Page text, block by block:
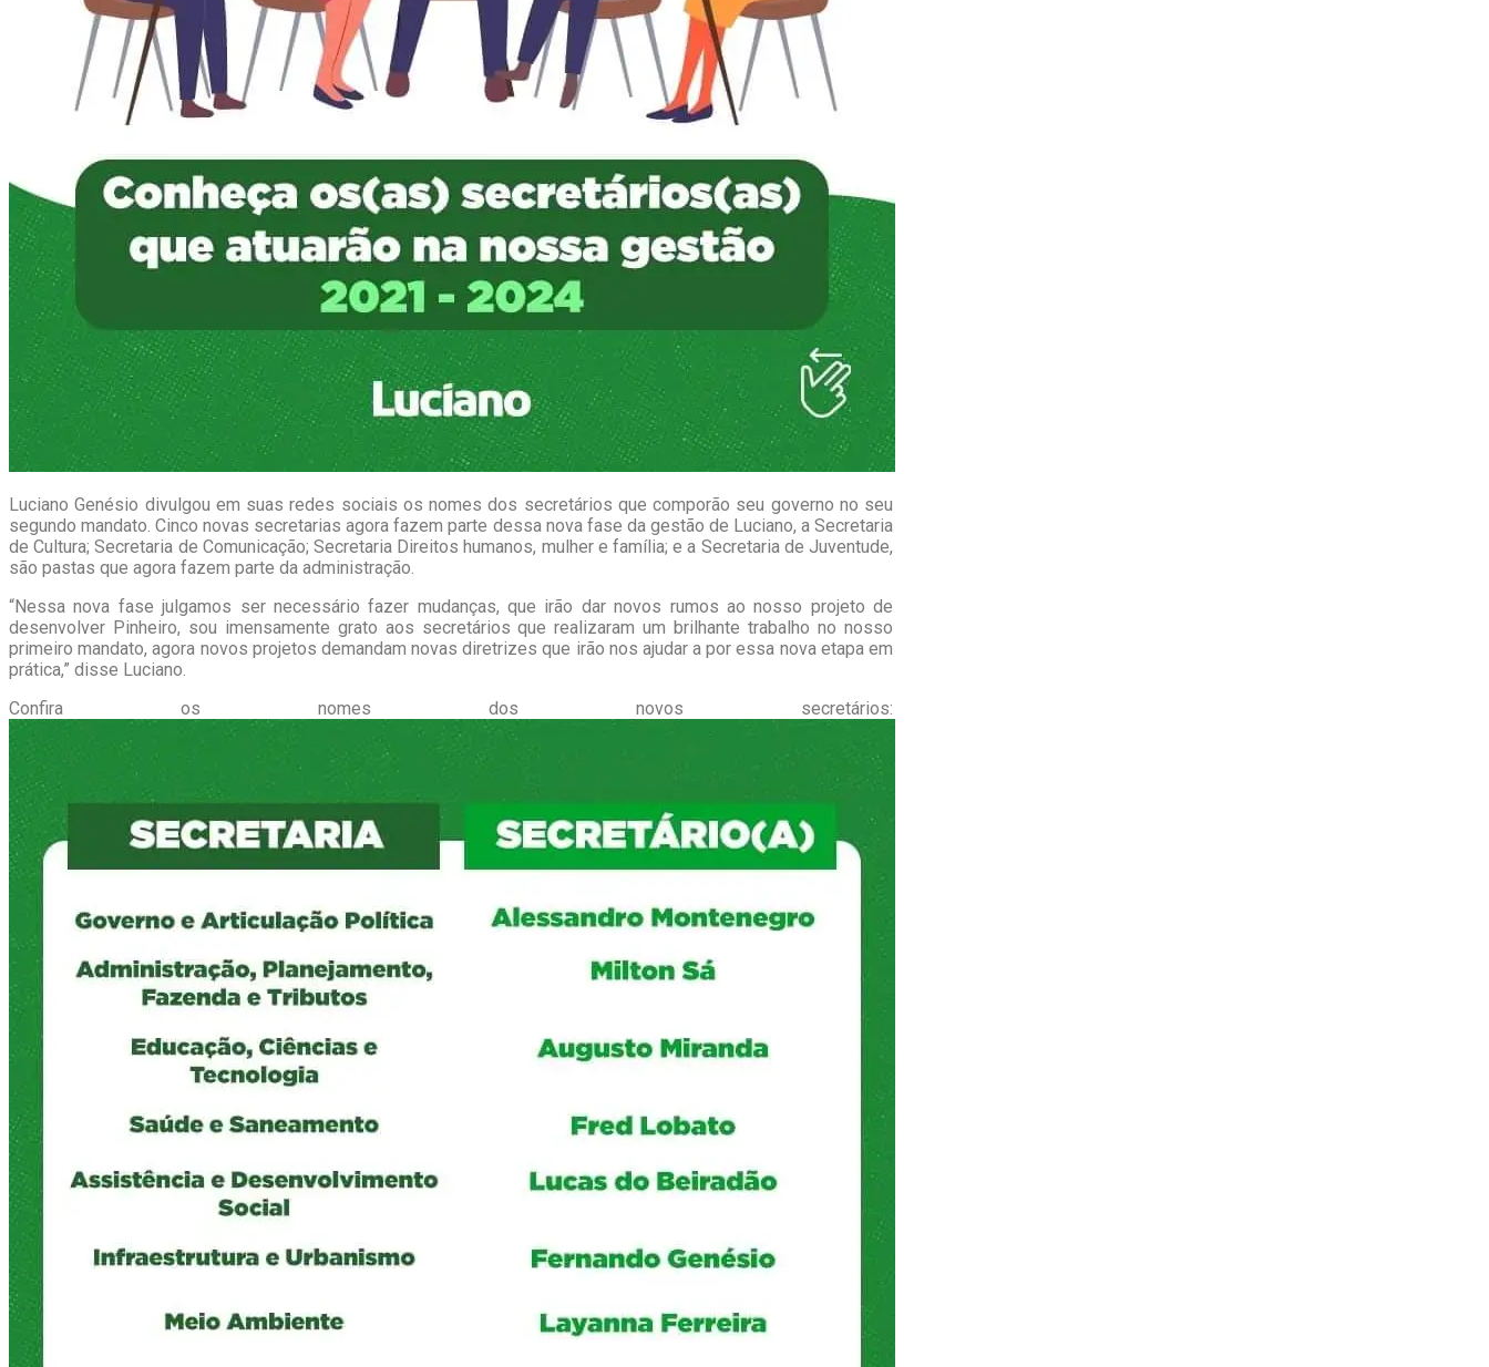
Luciano Genésio divulgou em suas redes sociais os nomes dos secretários que comporão seu governo no seu
segundo mandato. Cinco novas secretarias agora fazem parte dessa nova fase da gestão de Luciano, a Secretaria
de Cultura; Secretaria de Comunicação; Secretaria Direitos humanos, mulher e família; e a Secretaria de Juventude,
são pastas que agora fazem parte da administração.
“Nessa nova fase julgamos ser necessário fazer mudanças, que irão dar novos rumos ao nosso projeto de
desenvolver Pinheiro, sou imensamente grato aos secretários que realizaram um brilhante trabalho no nosso
primeiro mandato, agora novos projetos demandam novas diretrizes que irão nos ajudar a por essa nova etapa em
prática,” disse Luciano.
Confira os nomes dos novos secretários: